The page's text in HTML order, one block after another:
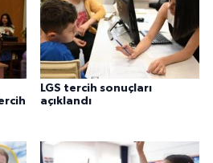
LGS tercih sonuçları
açıklandı